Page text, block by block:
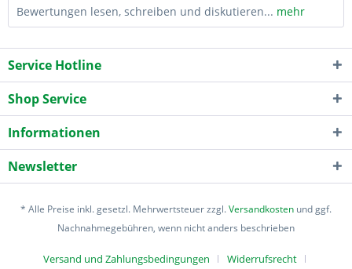
Bewertungen lesen, schreiben und diskutieren... mehr
Service Hotline
Shop Service
Informationen
Newsletter
* Alle Preise inkl. gesetzl. Mehrwertsteuer zzgl.Versandkosten und ggf.
Nachnahmegebühren, wenn nicht anders beschrieben
Versand und Zahlungsbedingungen Widerrufsrecht